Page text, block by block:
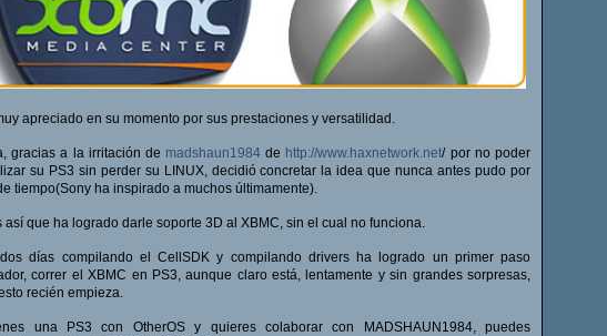
apreciado en su momento por sus prestaciones y versatilidad.
gracias a la irritación de madshaun1984 de http://www.haxnetwork.net/ por no poder
su PS3 sin perder su LINUX, decidió concretar la idea que nunca antes pudo por
tiempo(Sony ha inspirado a muchos últimamente).
así que ha logrado darle soporte 3D al XBMC, sin el cual no funciona.
días compilando el CellSDK y compilando drivers ha logrado un primer paso
correr el XBMC en PS3, aunque claro está, lentamente y sin grandes sorpresas,
recién empieza.
una PS3 con OtherOS y quieres colaborar con MADSHAUN1984, puedes